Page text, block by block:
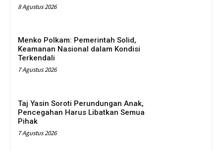
8 Agustus 2026
Menko Polkam: Pemerintah Solid,
Keamanan Nasional dalam Kondisi
Terkendali
7 Agustus 2026
Taj Yasin Soroti Perundungan Anak,
Pencegahan Harus Libatkan Semua
Pihak
7 Agustus 2026